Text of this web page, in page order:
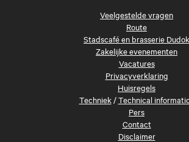
Veelgestelde vragen
Route
Stadscafé en brasserie Dudok
Zakelijke evenementen
Vacatures
Privacyverklaring
Huisregels
Techniek/Technical
Pers
Contact
Disclaimer